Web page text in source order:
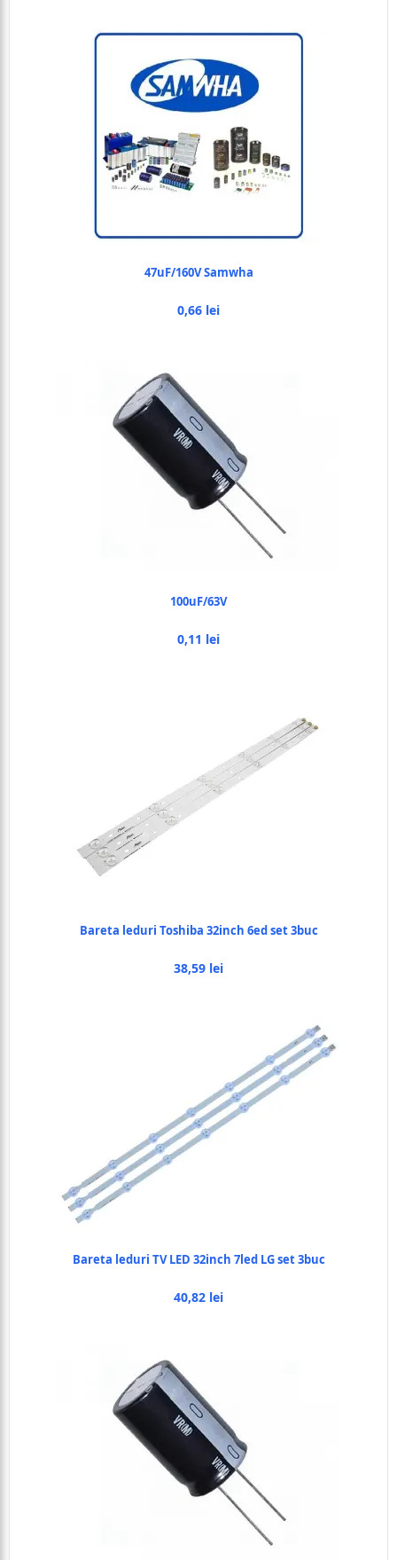
47uF/160V Samwha
0,66 lei
100uF/63V
0,11 lei
Bareta leduri Toshiba 32inch 6ed set 3buc
38,59 lei
Bareta leduri TV LED 32inch 7led LG set 3buc
40,82 lei